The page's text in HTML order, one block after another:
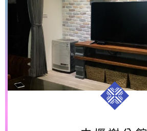
中壢謝公館